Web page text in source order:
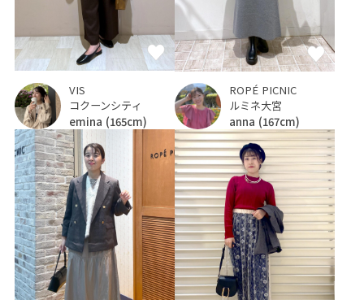
VIS
コクーンシティ
emina (165cm)
ROPÉ PICNIC
ルミネ大宮
anna (167cm)